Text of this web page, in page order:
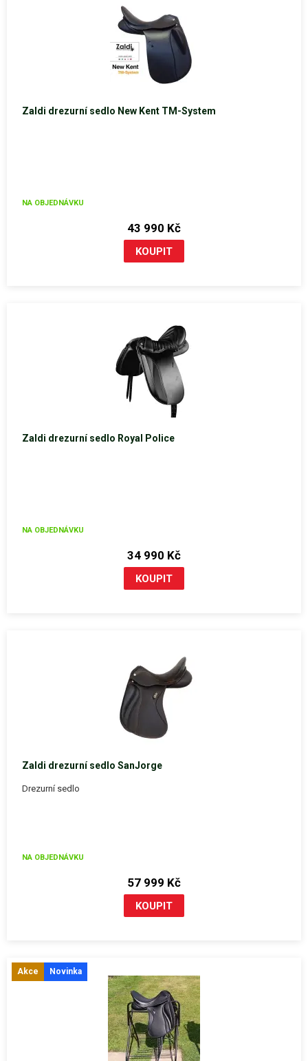
Zaldi drezurní sedlo New Kent TM-System
NA OBJEDNÁVKU
43 990 Kč
Zaldi drezurní sedlo Royal Police
NA OBJEDNÁVKU
34 990 Kč
Zaldi drezurní sedlo SanJorge
Drezurní sedlo
NA OBJEDNÁVKU
57 999 Kč
Akce Novinka